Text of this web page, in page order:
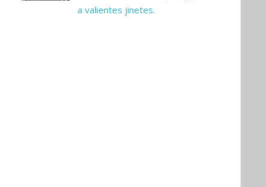
a valientes jinetes.